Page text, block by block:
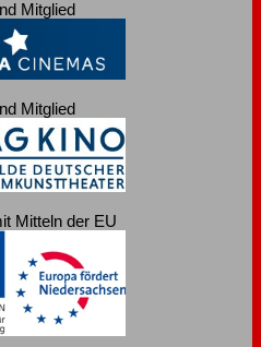
Mitglied
Mitglied
Mitteln der EU